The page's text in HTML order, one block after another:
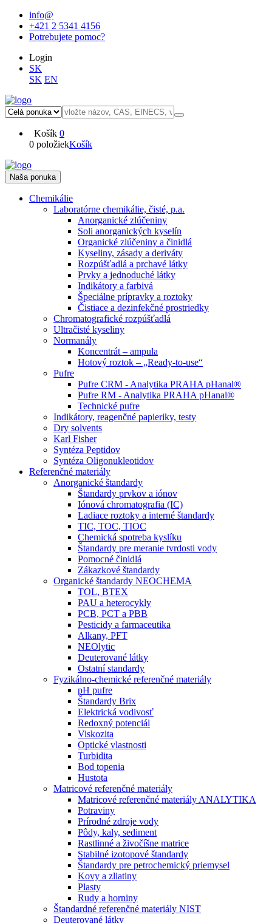
info@
+421 2 5341 4156
Potrebujete pomoc?
Login
SK
SK EN
Košík 0
0 položiekKošík
Naša ponuka
Chemikálie
Laboratórne chemikálie, čisté, p.a.
Anorganické zlúčeniny
Soli anorganických kyselín
Organické zlúčeniny a činidlá
Kyseliny, zásady a deriváty
Rozpúšťadlá a prchavé látky
Prvky a jednoduché látky
Indikátory a farbivá
Špeciálne prípravky a roztoky
Čistiace a dezinfekčné prostriedky
Chromatografické rozpúšťadlá
Ultračisté kyseliny
Normanály
Koncentrát – ampula
Hotový roztok – „Ready-to-use“
Pufre
Pufre CRM - Analytika PRAHA pHanal®
Pufre RM - Analytika PRAHA pHanal®
Technické pufre
Indikátory, reagenčné papieriky, testy
Dry solvents
Karl Fisher
Syntéza Peptidov
Syntéza Oligonukleotidov
Referenčné materiály
Anorganické štandardy
Štandardy prvkov a iónov
Iónová chromatografia (IC)
Ladiace roztoky a interné štandardy
TIC, TOC, TIOC
Chemická spotreba kyslíku
Štandardy pre meranie tvrdosti vody
Pomocné činidlá
Zákazkové štandardy
Organické štandardy NEOCHEMA
TOL, BTEX
PAU a heterocykly
PCB, PCT a PBB
Pesticidy a farmaceutika
Alkany, PFT
NEOlytic
Deuterované látky
Ostatní standardy
Fyzikálno-chemické referenčné materiály
pH pufre
Štandardy Brix
Elektrická vodivosť
Redoxný potenciál
Viskozita
Optické vlastnosti
Turbidita
Bod topenia
Hustota
Matricové referenčné materiály
Matricové referenčné materiály ANALYTIKA
Potraviny
Prírodné zdroje vody
Pôdy, kaly, sediment
Rastlinné a živočíšne matrice
Stabilné izotopové štandardy
Štandardy pre petrochemický priemysel
Kovy a zliatiny
Plasty
Rudy a horniny
Štandardné referenčné materiály NIST
Deuterované látky